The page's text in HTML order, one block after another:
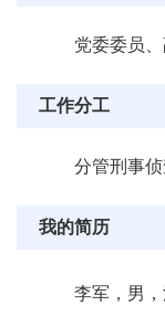
党委委员
工作分工
分管刑事侦
我的简历
李军，男